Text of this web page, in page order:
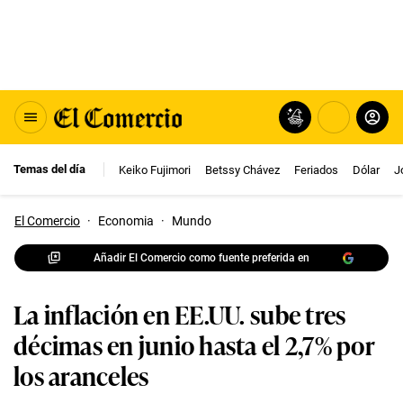
Temas del día Keiko Fujimori Betssy Chávez Feriados Dólar
El Comercio · Economia · Mundo
Añadir El Comercio como fuente preferida en
La inflación en EE.UU. sube tres
décimas en junio hasta el 2,7% por
los aranceles